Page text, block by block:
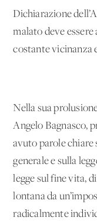
Dichiarazione
malato deve
costante vicinanza
Nella sua
Angelo Bagnasco,
avuto parole chiare
generale e sulla
legge sul fine vita,
lontana da
radicalmente